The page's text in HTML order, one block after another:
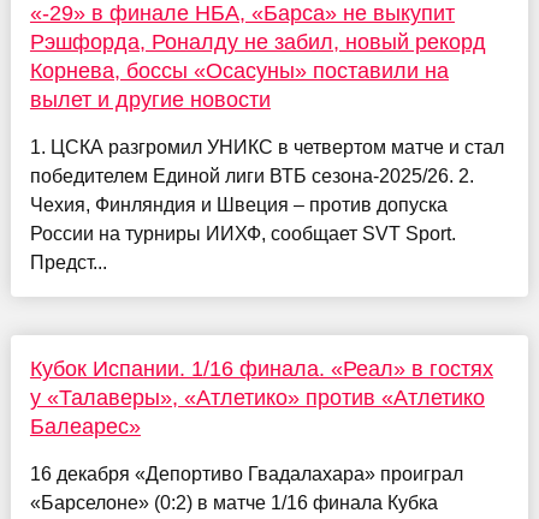
«-29» в финале НБА, «Барса» не выкупит
Рэшфорда, Роналду не забил, новый рекорд
Корнева, боссы «Осасуны» поставили на
вылет и другие новости
1. ЦСКА разгромил УНИКС в четвертом матче и стал
победителем Единой лиги ВТБ сезона-2025/26. 2.
Чехия, Финляндия и Швеция – против допуска
России на турниры ИИХФ, сообщает SVT Sport.
Предст...
Кубок Испании. 1/16 финала. «Реал» в гостях
у «Талаверы», «Атлетико» против «Атлетико
Балеарес»
16 декабря «Депортиво Гвадалахара» проиграл
«Барселоне» (0:2) в матче 1/16 финала Кубка